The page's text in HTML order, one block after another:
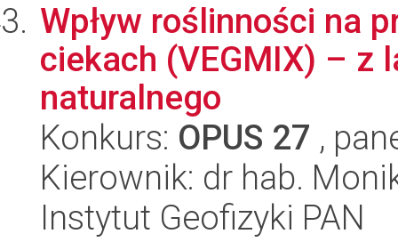
Wpływ roślinności na
ciekach (VEGMIX) – z
naturalnego
Konkurs: OPUS 27 ,
Kierownik: dr hab.
Instytut Geofizyki PAN